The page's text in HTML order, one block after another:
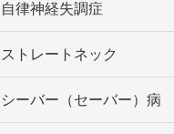
自律神経失調症
ストレートネック
シーバー（セーバー）病